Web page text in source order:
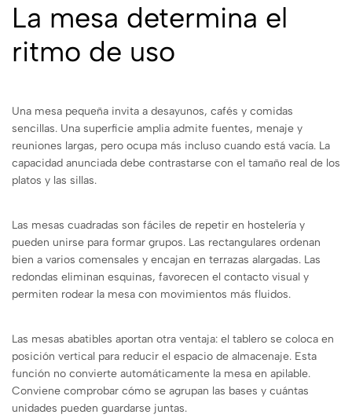
La mesa determina el
ritmo de uso
Una mesa pequeña invita a desayunos, cafés y comidas
sencillas. Una superficie amplia admite fuentes, menaje y
reuniones largas, pero ocupa más incluso cuando está vacía. La
capacidad anunciada debe contrastarse con el tamaño real de los
platos y las sillas.
Las mesas cuadradas son fáciles de repetir en hostelería y
pueden unirse para formar grupos. Las rectangulares ordenan
bien a varios comensales y encajan en terrazas alargadas. Las
redondas eliminan esquinas, favorecen el contacto visual y
permiten rodear la mesa con movimientos más fluidos.
Las mesas abatibles aportan otra ventaja: el tablero se coloca en
posición vertical para reducir el espacio de almacenaje. Esta
función no convierte automáticamente la mesa en apilable.
Conviene comprobar cómo se agrupan las bases y cuántas
unidades pueden guardarse juntas.